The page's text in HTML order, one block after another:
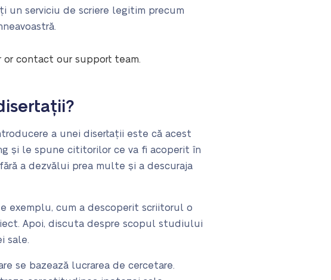
un serviciu de scriere legitim precum
or contact our support team.
a unei disertații este că acest
și le spune cititorilor ce va fi acoperit în
a dezvălui prea multe și a descuraja
exemplu, cum a descoperit scriitorul o
Apoi, discuta despre scopul studiului
sale.
se bazează lucrarea de cercetare.